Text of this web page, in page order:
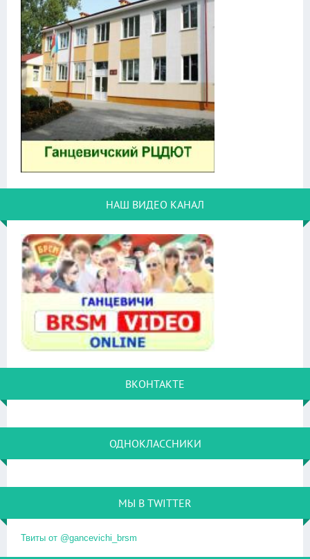
НАШ ВИДЕО КАНАЛ
ВКОНТАКТЕ
ОДНОКЛАССНИКИ
МЫ В TWITTER
Твиты от @gancevichi_brsm